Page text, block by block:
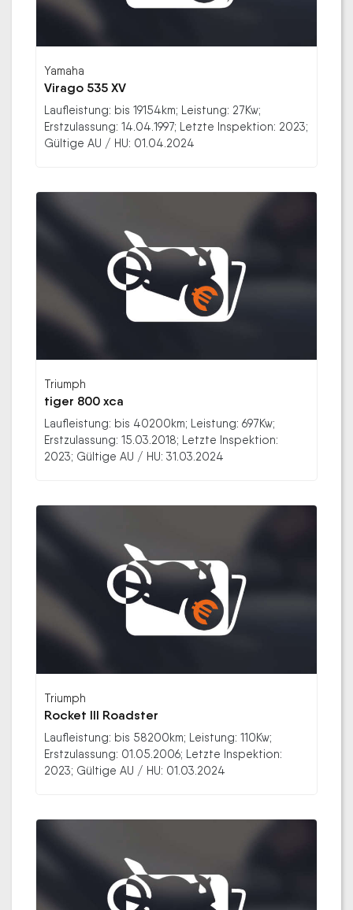
Yamaha
Virago 535 XV
Laufleistung: bis 19154km; Leistung: 27Kw;
Erstzulassung: 14.04.1997; Letzte Inspektion: 2023;
Gültige AU / HU: 01.04.2024
Triumph
tiger 800 xca
Laufleistung: bis 40200km; Leistung: 697Kw;
Erstzulassung: 15.03.2018; Letzte Inspektion:
2023; Gültige AU / HU: 31.03.2024
Triumph
Rocket III Roadster
Laufleistung: bis 58200km; Leistung: 110Kw;
Erstzulassung: 01.05.2006; Letzte Inspektion:
2023; Gültige AU / HU: 01.03.2024